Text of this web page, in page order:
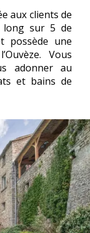
aux clients de
long sur 5 de
possède une
Vous
adonner au
et bains de